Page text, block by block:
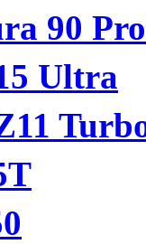
90
Ultra